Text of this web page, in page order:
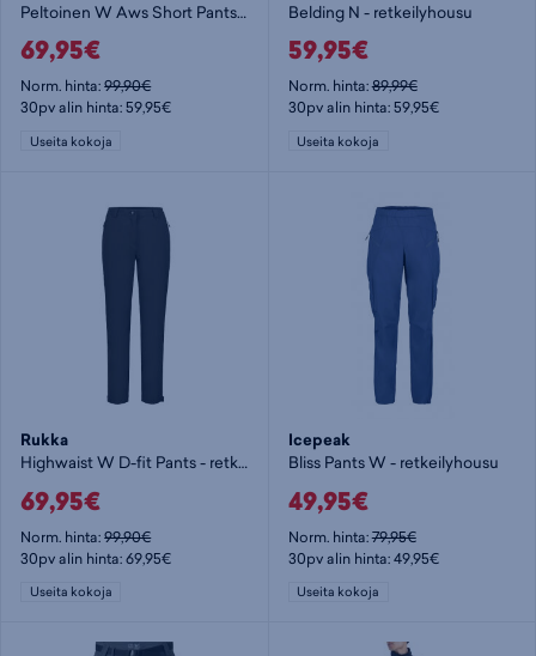
Peltoinen W Aws Short Pants - retkeilyhousu
69,95€
Norm. hinta:99,90€
30pv alin hinta: 59,95€
Useita kokoja
Belding N - retkeilyhousu
59,95€
Norm. hinta:89,99€
30pv alin hinta: 59,95€
Useita kokoja
Rukka
Highwaist W D-fit Pants - retkeilyhousu
69,95€
Norm. hinta:99,90€
30pv alin hinta: 69,95€
Useita kokoja
Icepeak
Bliss Pants W - retkeilyhousu
49,95€
Norm. hinta:79,95€
30pv alin hinta: 49,95€
Useita kokoja